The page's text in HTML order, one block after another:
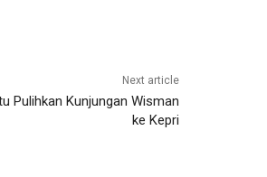
Next article
Pulihkan Kunjungan Wisman
ke Kepri